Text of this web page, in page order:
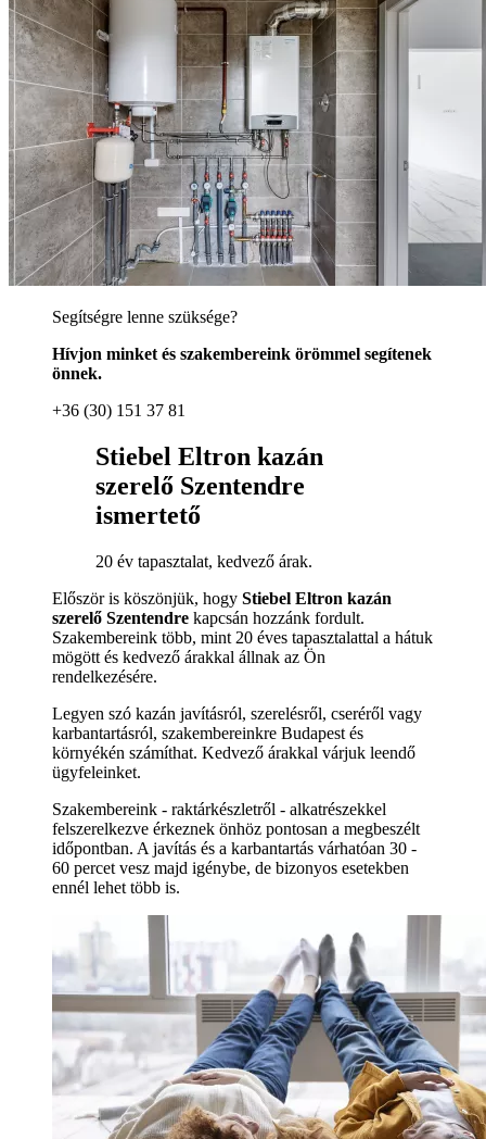
Segítségre lenne szüksége?
Hívjon minket és szakembereink örömmel segítenek
önnek.
+36 (30) 151 37 81
Stiebel Eltron kazán
szerelő Szentendre
ismertető
20 év tapasztalat, kedvező árak.
Először is köszönjük, hogy Stiebel Eltron kazán
szerelő Szentendre kapcsán hozzánk fordult.
Szakembereink több, mint 20 éves tapasztalattal a hátuk
mögött és kedvező árakkal állnak az Ön
rendelkezésére.
Legyen szó kazán javításról, szerelésről, cseréről vagy
karbantartásról, szakembereinkre Budapest és
környékén számíthat. Kedvező árakkal várjuk leendő
ügyfeleinket.
Szakembereink - raktárkészletről - alkatrészekkel
felszerelkezve érkeznek önhöz pontosan a megbeszélt
időpontban. A javítás és a karbantartás várhatóan 30 -
60 percet vesz majd igénybe, de bizonyos esetekben
ennél lehet több is.